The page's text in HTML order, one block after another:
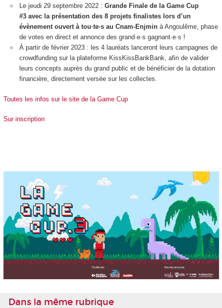
Le jeudi 29 septembre 2022 : Grande Finale de la Game Cup
#3 avec la présentation des 8 projets finalistes lors d’un
évènement ouvert à tou·te·s au Cnam-Enjmin à Angoulême, phase
de votes en direct et annonce des grand·e·s gagnant·e·s !
À partir de février 2023 : les 4 lauréats lanceront leurs campagnes de
crowdfunding sur la plateforme KissKissBankBank, afin de valider
leurs concepts auprès du grand public et de bénéficier de la dotation
financière, directement versée sur les collectes.
Toutes les infos sur le site de la Game Cup
Sur inscription
Dans la même rubrique